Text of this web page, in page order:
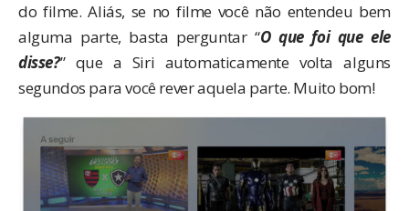
do filme. Aliás, se no filme você não entendeu bem
alguma parte, basta perguntar “O que foi que ele
disse?” que a Siri automaticamente volta alguns
segundos para você rever aquela parte. Muito bom!